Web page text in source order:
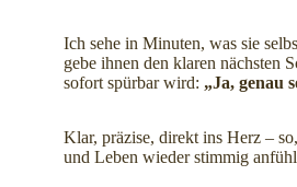
Ich sehe in Minuten, was sie
gebe ihnen den klaren nächsten
sofort spürbar wird: „Ja, genau
Klar, präzise, direkt ins Herz –
und Leben wieder stimmig